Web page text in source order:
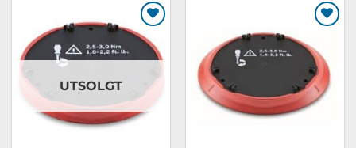
Legg til
ønskeliste
UTSOLGT
Legg til
ønskeliste